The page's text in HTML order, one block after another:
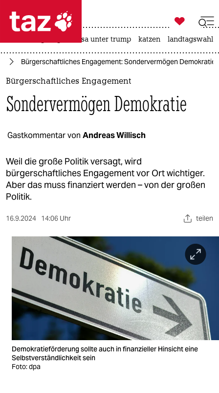
 taz zahl ich
taz zahl ich
themen
politik
öko
gesellschaft
kultur
sport
berlin
nord
wahrheit
verlag
verlag
veranstaltungen
fragen & hilfe

taz zahl ich
usa unter trump katzen landtagswahl
Bürgerschaftliches Engagement: Sondervermögen Demokratie
Bürgerschaftliches Engagement
Sondervermögen Demokratie
Gastkommentar von Andreas Willisch
Weil die große Politik versagt, wird
bürgerschaftliches Engagement vor Ort wichtiger.
Aber das muss finanziert werden – von der großen
Politik.
16.9.2024 14:06 Uhr teilen
Demokratieförderung sollte auch in finanzieller Hinsicht eine
Selbstverständlichkeit sein
Foto: dpa